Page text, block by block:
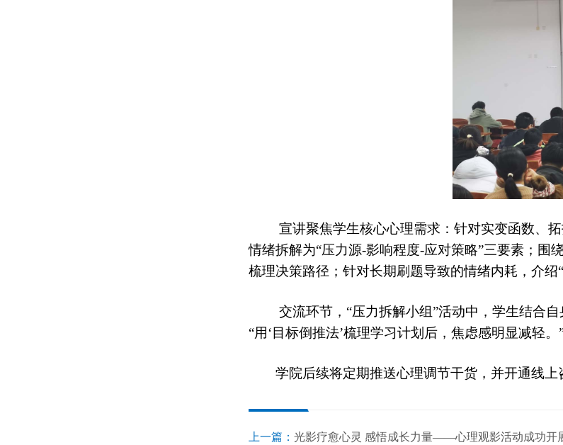
宣讲聚焦学生核心心理需求：针对实变函数、
情绪拆解为“压力源-影响程度-应对策略”三要素；围
梳理决策路径；针对长期刷题导致的情绪内耗，介绍
交流环节， “压力拆解小组”活动中，学生结合
“用‘ 目标倒推法’梳理学习计划后，焦虑感明显减轻。
学院后续将定期推送心理调节干货，并开通线
上一篇： 光影疗愈心灵 感悟成长力量——心理观影活动成功开